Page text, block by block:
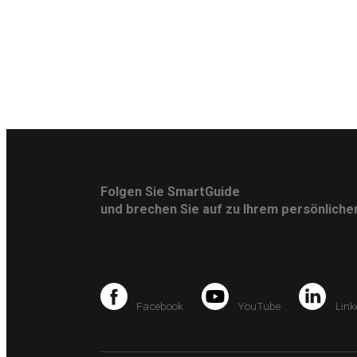
Folgen Sie SmartGuide
und brechen Sie auf zu Ihrem
Facebook YouTube